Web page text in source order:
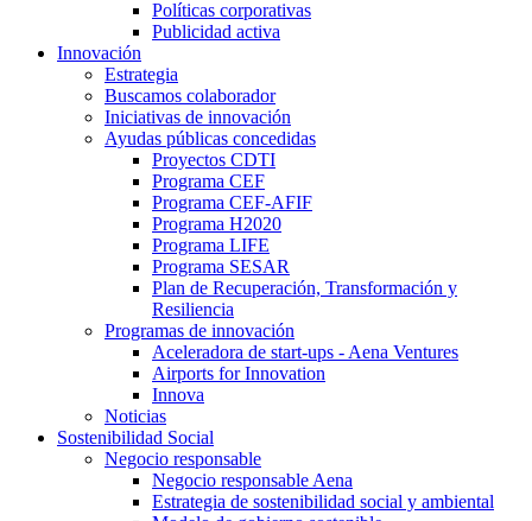
Políticas corporativas
Publicidad activa
Innovación
Estrategia
Buscamos colaborador
Iniciativas de innovación
Ayudas públicas concedidas
Proyectos CDTI
Programa CEF
Programa CEF-AFIF
Programa H2020
Programa LIFE
Programa SESAR
Plan de Recuperación, Transformación y
Resiliencia
Programas de innovación
Aceleradora de start-ups - Aena Ventures
Airports for Innovation
Innova
Noticias
Sostenibilidad Social
Negocio responsable
Negocio responsable Aena
Estrategia de sostenibilidad social y ambiental